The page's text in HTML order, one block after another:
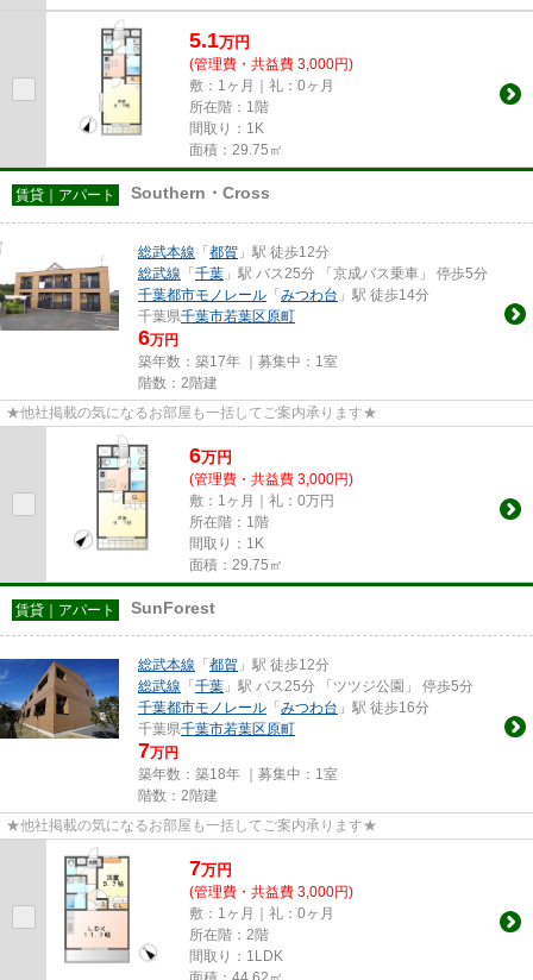
5.1万円
(管理費・共益費 3,000円)
敷：1ヶ月｜礼：0ヶ月
所在階：1階
間取り：1K
面積：29.75㎡
賃貸｜アパート Southern・Cross
総武本線 「 都賀 」駅 徒歩12分
総武線 「 千葉 」駅 バス25分 「京成バス乗車」 停歩5分
千葉都市モノレール 「 みつわ台 」駅 徒歩14分
千葉県千葉市若葉区原町
6万円
築年数：築17年 ｜募集中： 1室
階数：2階建
★他社掲載の気になるお部屋も一括してご案内承ります★
6万円
(管理費・共益費 3,000円)
敷：1ヶ月｜礼：0万円
所在階：1階
間取り：1K
面積：29.75㎡
賃貸｜アパート SunForest
総武本線 「 都賀 」駅 徒歩12分
総武線 「 千葉 」駅 バス25分 「ツツジ公園」 停歩5分
千葉都市モノレール 「 みつわ台 」駅 徒歩16分
千葉県千葉市若葉区原町
7万円
築年数：築18年 ｜募集中： 1室
階数：2階建
★他社掲載の気になるお部屋も一括してご案内承ります★
7万円
(管理費・共益費 3,000円)
敷：1ヶ月｜礼：0ヶ月
所在階：2階
間取り：1LDK